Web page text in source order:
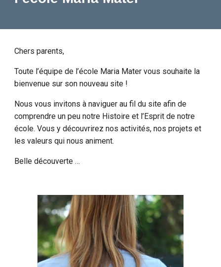
Chers parents,
Toute l’équipe de l’école Maria Mater vous souhaite la
bienvenue sur son nouveau site !
Nous vous invitons à naviguer au fil du site afin de
comprendre un peu notre Histoire et l’Esprit de notre
école. Vous y découvrirez nos activités, nos projets et
les valeurs qui nous animent.
Belle découverte …